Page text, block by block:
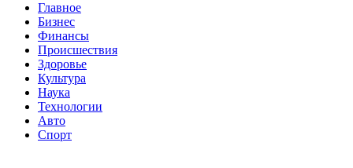
Главное
Бизнес
Финансы
Происшествия
Здоровье
Культура
Наука
Технологии
Авто
Спорт